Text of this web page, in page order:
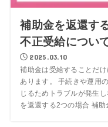
補助金を返還す
不正受給につい
2025.03.10
補助金は受給することだ
あります。 手続きや運用
じるためトラブルが発生
を返還する2つの場合 補助